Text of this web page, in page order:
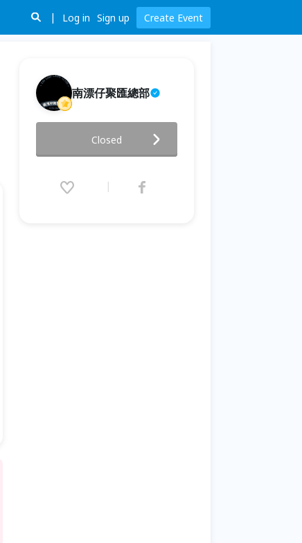
Log in Sign up Create Event
南漂仔聚匯總部
體驗營 《從田裡到餐桌，小小農
夫的一週冒險》
(Fri) 16:00 (GMT+8)
Closed